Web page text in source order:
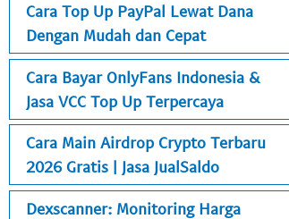
Cara Top Up PayPal Lewat Dana
Dengan Mudah dan Cepat
Cara Bayar OnlyFans Indonesia &
Jasa VCC Top Up Terpercaya
Cara Main Airdrop Crypto Terbaru
2026 Gratis | Jasa JualSaldo
Dexscanner: Monitoring Harga